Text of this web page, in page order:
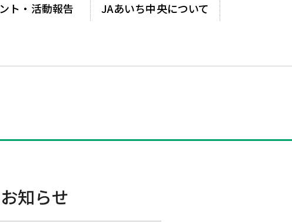
ト・活動報告 JAあいち中央について
知らせ